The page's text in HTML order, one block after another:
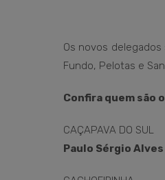
Os novos
Fundo, Pelotas e
Confira quem são
CAÇAPAVA DO SUL
Paulo Sérgio